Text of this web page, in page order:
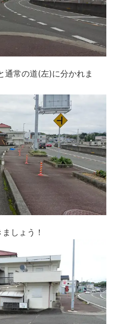
通常の道(左)に分かれま
しょう！